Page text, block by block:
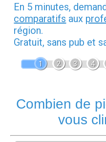
En 5 minutes,
comparatifs aux
région.
Gratuit, sans pub et
1 2 3 4
Combien de
vous